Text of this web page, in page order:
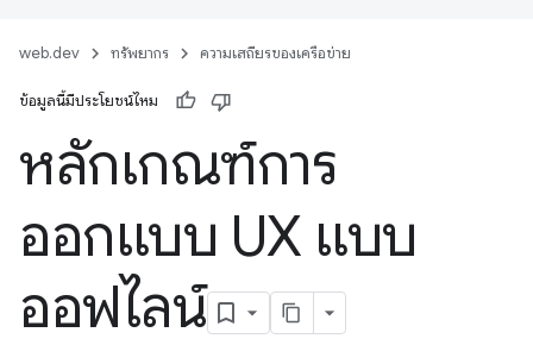
web.dev ทรัพยากร ความเสถียรของเครือข่าย
ข้อมูลนี้มีประโยชน์ไหม
หลักเกณฑ์การ
ออกแบบ UX แบบ
ออฟไลน์